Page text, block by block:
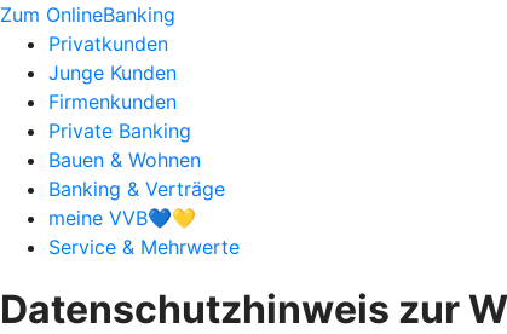
Zum OnlineBanking
Privatkunden
Junge Kunden
Firmenkunden
Private Banking
Bauen & Wohnen
Banking & Verträge
meine VVB💙💛
Service & Mehrwerte
Datenschutzhinweis zur